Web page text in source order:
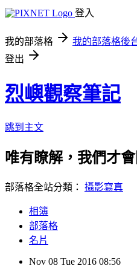
登入
我的部落格 我的部落格後
登出
烈嶼觀察筆記
跳到主文
唯有瞭解，我們才
部落格全站分類： 攝影寫真
相簿
部落格
名片
Nov 08 Tue 2016 08:56